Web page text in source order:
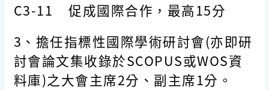
C3-11 促成國際合作，最高15分
3、擔任指標性國際學術研討會(亦即研
討會論文集收錄於SCOPUS或WOS資
料庫)之大會主席2分、副主席1分。